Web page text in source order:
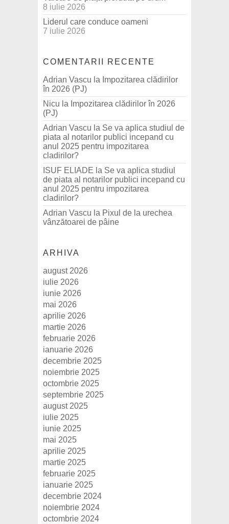
8 iulie 2026
Liderul care conduce oameni
7 iulie 2026
COMENTARII RECENTE
Adrian Vascu la Impozitarea clădirilor
în 2026 (PJ)
Nicu la Impozitarea clădirilor în 2026
(PJ)
Adrian Vascu la Se va aplica studiul de
piata al notarilor publici incepand cu
anul 2025 pentru impozitarea
cladirilor?
ISUF ELIADE la Se va aplica studiul
de piata al notarilor publici incepand cu
anul 2025 pentru impozitarea
cladirilor?
Adrian Vascu la Pixul de la urechea
vânzătoarei de pâine
ARHIVA
august 2026
iulie 2026
iunie 2026
mai 2026
aprilie 2026
martie 2026
februarie 2026
ianuarie 2026
decembrie 2025
noiembrie 2025
octombrie 2025
septembrie 2025
august 2025
iulie 2025
iunie 2025
mai 2025
aprilie 2025
martie 2025
februarie 2025
ianuarie 2025
decembrie 2024
noiembrie 2024
octombrie 2024